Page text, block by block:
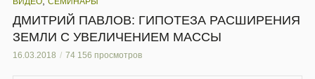
ДМИТРИЙ ПАВЛОВ: ГИПОТЕЗА РАСШИРЕНИЯ
ЗЕМЛИ С УВЕЛИЧЕНИЕМ МАССЫ
16.03.2018 74 156 просмотров